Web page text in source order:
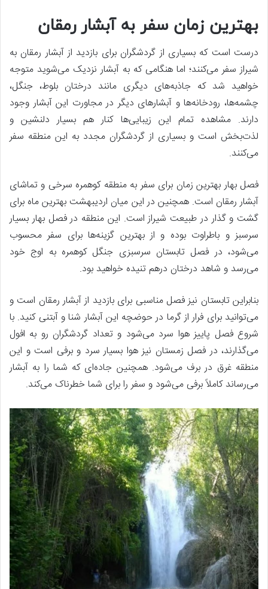
بهترین زمان سفر به آبشار رمقان
درست است که بسیاری از گردشگران برای بازدید از آبشار رمقان به
شیراز سفر می‌کنند؛ اما هنگامی که به آبشار نزدیک می‌شوید متوجه
خواهید شد که جاذبه‌های دیگری مانند درختان بلوط، جنگل،
چشمه‌ها، رودخانه‌ها و آبشارهای دیگر در مجاورت این آبشار وجود
دارند. مشاهده تمام این زیبایی‌ها کنار هم بسیار دلنشین و
لذت‌بخش است و بسیاری از گردشگران مجدد به این منطقه سفر
می‌کنند.
فصل بهار بهترین زمان برای سفر به منطقه کوهمره سرخی و تماشای
آبشار رمقان است. همچنین در این میان اردیبهشت بهترین ماه برای
گشت و گذار در طبیعت شیراز است. این منطقه در فصل بهار بسیار
سرسبز و باطراوت بوده و از بهترین گزینه‌ها برای سفر محسوب
می‌شود، در فصل تابستان سرسبزی جنگل کوهمره به اوج خود
می‌رسد و شاهد درختان درهم تنیده خواهید بود.
بنابراین تابستان نیز فصل مناسبی برای بازدید از آبشار رمقان است و
می‌توانید برای فرار از گرما در حوضچه این آبشار شنا و آبتنی کنید. با
شروع فصل پاییز هوا سرد می‌شود و تعداد گردشگران رو به افول
می‌گذارند، در فصل زمستان نیز هوا بسیار سرد و برفی است و این
منطقه غرق در برف می‌شود. همچنین جاده‌ای که شما را به آبشار
می‌رساند کاملاً برفی می‌شود و سفر را برای شما خطرناک می‌کند.